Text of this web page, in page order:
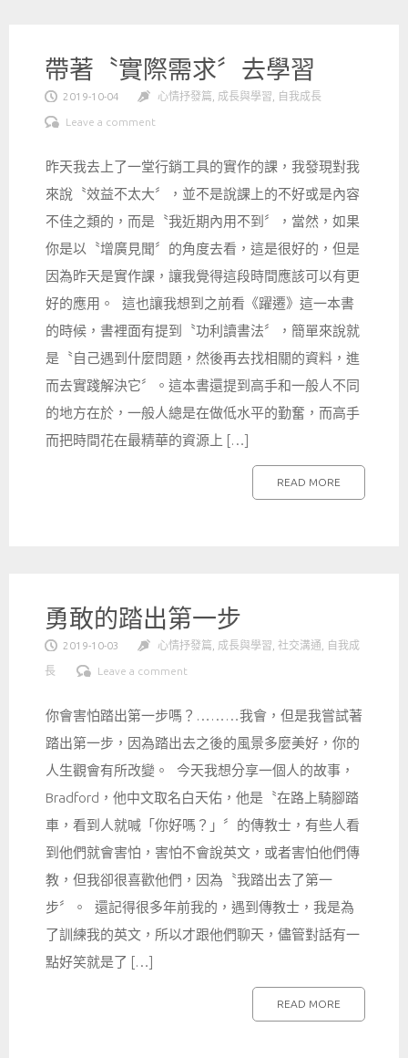
帶著〝實際需求〞去學習
2019-10-04 心情抒發篇 成長與學習 自我成長
Leave a comment
昨天我去上了一堂行銷工具的實作的課，我發現對我
來說〝效益不太大〞，並不是說課上的不好或是內容
不佳之類的，而是〝我近期內用不到〞，當然，如果
你是以〝增廣見聞〞的角度去看，這是很好的，但是
因為昨天是實作課，讓我覺得這段時間應該可以有更
好的應用。 這也讓我想到之前看《躍遷》這一本書
的時候，書裡面有提到〝功利讀書法〞，簡單來說就
是〝自己遇到什麼問題，然後再去找相關的資料，進
而去實踐解決它〞。這本書還提到高手和一般人不同
的地方在於，一般人總是在做低水平的勤奮，而高手
而把時間花在最精華的資源上 […]
READ MORE
勇敢的踏出第一步
2019-10-03 心情抒發篇 成長與學習 社交溝通 自我成
長 Leave a comment
你會害怕踏出第一步嗎？………我會，但是我嘗試著
踏出第一步，因為踏出去之後的風景多麼美好，你的
人生觀會有所改變。 今天我想分享一個人的故事，
Bradford，他中文取名白天佑，他是〝在路上騎腳踏
車，看到人就喊「你好嗎？」〞的傳教士，有些人看
到他們就會害怕，害怕不會說英文，或者害怕他們傳
教，但我卻很喜歡他們，因為〝我踏出去了第一
步〞。 還記得很多年前我的，遇到傳教士，我是為
了訓練我的英文，所以才跟他們聊天，儘管對話有一
點好笑就是了 […]
READ MORE